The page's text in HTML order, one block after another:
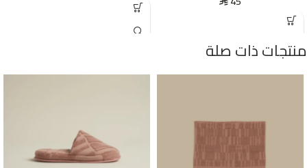
منتجات ذات صلة